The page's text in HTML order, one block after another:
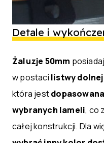
Detale i
Żaluzje 50mm
w postaci listwy
która jest
wybranych lameli, co
całej konstrukcji. Dla